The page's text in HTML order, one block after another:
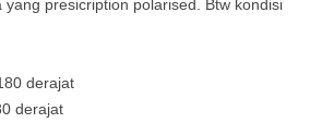
presicription polarised. Btw kondisi
derajat
derajat